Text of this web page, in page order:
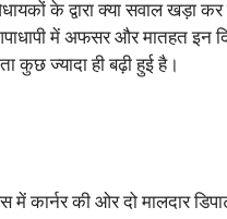
के द्वारा क्या सवाल खड़ा कर
में अफसर और मातहत इन
कुछ ज्यादा ही बढ़ी हुई है।
कार्नर की ओर दो मालदार